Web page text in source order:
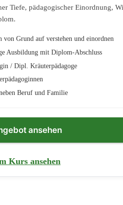
Tiefe, pädagogischer Einordnung,
Grund auf verstehen und einordnen
Ausbildung mit Diplom-Abschluss
/ Dipl. Kräuterpädagoge
Beruf und Familie
ansehen
Kurs ansehen